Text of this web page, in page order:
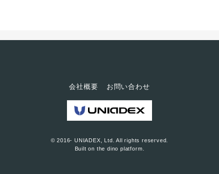
会社概要 お問い合わせ
© 2016- UNIADEX, Ltd. All rights reserved.
Built on the dino platform